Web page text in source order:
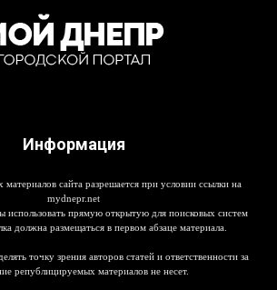
Информация
сайта разрешается при условии ссылки на
mydnepr.net
прямую открытую для поисковых систем
должна размещаться в первом абзаце материала.
точку зрения авторов статей и ответственности за
републицируемых материалов не несет.